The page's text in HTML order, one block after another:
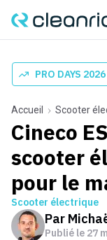
PRO DAYS 2026
Accueil Scooter
Cineco
scooter
pour le
Scooter électrique
Par
Publié le 27